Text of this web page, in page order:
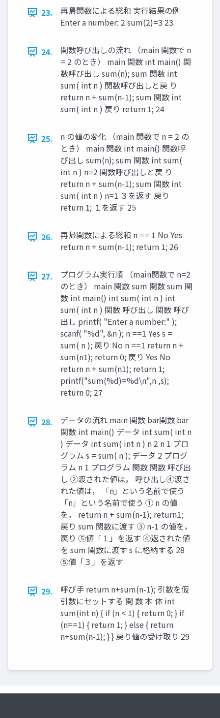
23.
再帰関数による総和 実行結果の例
Enter a number: 2 sum(2)=3 23
24.
関数呼び出しの流れ （main 関数で n
= 2 のとき） main 関数 int main() 関
数呼び出し sum(n); sum 関数 int
sum( int n ) 関数呼び出しと戻 り
return n + sum(n-1); sum 関数 int
sum( int n ) 戻り return 1; 24
25.
n の値の変化 （main 関数で n = 2 の
とき） main 関数 int main() 関数呼
び出し sum(n); sum 関数 int sum(
int n ) n=2 関数呼び出しと戻 り
return n + sum(n-1); sum 関数 int
sum( int n ) n=1 ３を返す 戻り
return 1; １を返す 25
26.
再帰関数による総和 n == 1 No Yes
return n + sum(n-1); return 1; 26
27.
プログラム実行順 （main関数で n=2
のとき） main 関数 sum 関数 sum 関
数 int main() int sum( int n ) int
sum( int n ) 関数 呼び出し 関数 呼び
出し printf( "Enter a number:" );
scanf( "%d", &n ); n ==1 Yes s =
sum( n ); 戻り No n ==1 return n +
sum(n1); return 0; 戻り Yes No
return n + sum(n1); return 1;
printf("sum(%d)=%d\n",n ,s);
return 0; 27
28.
データの流れ main 関数 bar関数 bar
関数 int main() データ int sum( int n
) データ int sum( int n ) n 2 n 1 プロ
グラム s = sum( n ); データ 2 プログ
ラム n 1 プログラム 関数 関数 呼び出
し ②渡された値は， 呼び出し④渡さ
れた値は， 「n」という名前で使う
「n」という名前で使う ① n の値
を， return n + sum(n-1); return1;
戻り sum 関数に渡す ③ n-1 の値を，
戻り ⑤値「１」を返す ④返された値
を sum 関数に渡す s に格納する 28
⑤値「３」を返す
29.
呼び手 return n+sum(n-1); 引数を仮
引数にセットする 関 数 本 体 int
sum(int n) { if (n < 1) { return 0; } if
(n==1) { return 1; } else { return
n+sum(n-1); } } 戻り値の受け取り 29